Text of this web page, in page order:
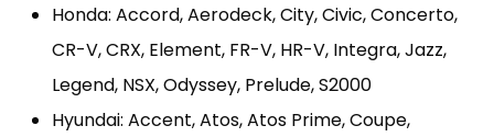
Honda: Accord, Aerodeck, City, Civic, Concerto,
CR-V, CRX, Element, FR-V, HR-V, Integra, Jazz,
Legend, NSX, Odyssey, Prelude, S2000
Hyundai: Accent, Atos, Atos Prime, Coupe,